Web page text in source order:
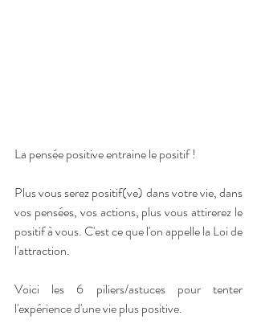
La pensée positive entraine le positif !
Plus vous serez positif(ve) dans votre vie, dans
vos pensées, vos actions, plus vous attirerez le
positif à vous. C'est ce que l'on appelle la Loi de
l'attraction.
Voici les 6 piliers/astuces pour tenter
l'expérience d'une vie plus positive.